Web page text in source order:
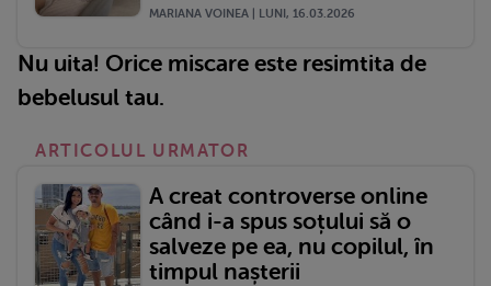
MARIANA VOINEA | LUNI, 16.03.2026
Nu uita! Orice miscare este resimtita de
bebelusul tau.
ARTICOLUL URMATOR
A creat controverse online
când i-a spus soțului să o
salveze pe ea, nu copilul, în
timpul nașterii